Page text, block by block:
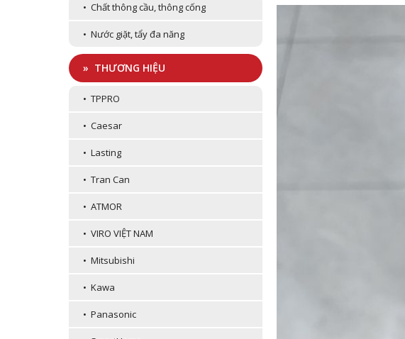
• Chất thông cầu, thông cống
• Nước giặt, tẩy đa năng
» THƯƠNG HIỆU
• TPPRO
• Caesar
• Lasting
• Tran Can
• ATMOR
• VIRO VIỆT NAM
• Mitsubishi
• Kawa
• Panasonic